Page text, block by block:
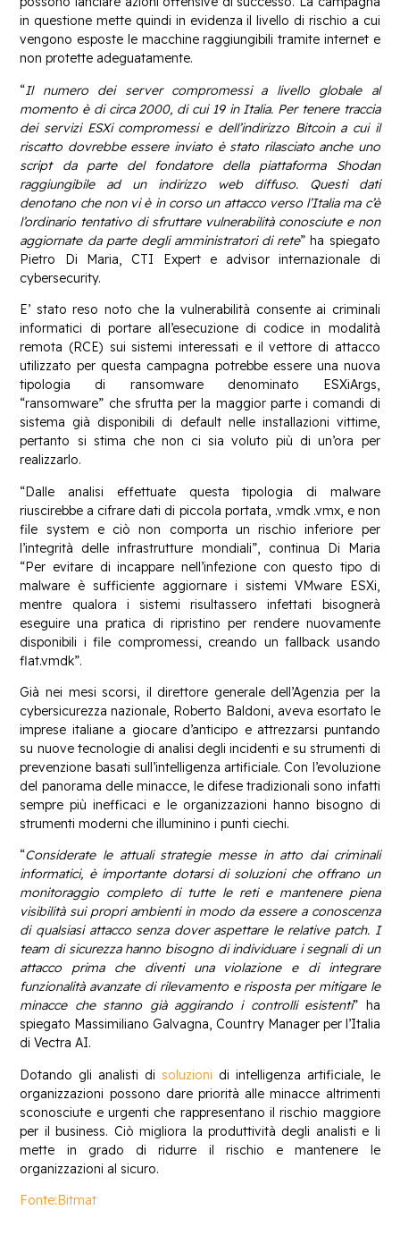
in questione mette quindi in evidenza il livello di rischio a cui
vengono esposte le macchine raggiungibili tramite internet e
non protette adeguatamente.
“Il numero dei server compromessi a livello globale al
momento è di circa 2000, di cui 19 in Italia. Per tenere traccia
dei servizi ESXi compromessi e dell’indirizzo Bitcoin a cui il
riscatto dovrebbe essere inviato è stato rilasciato anche uno
script da parte del fondatore della piattaforma Shodan
raggiungibile ad un indirizzo web diffuso. Questi dati
denotano che non vi è in corso un attacco verso l’Italia ma c’è
l’ordinario tentativo di sfruttare vulnerabilità conosciute e non
aggiornate da parte degli amministratori di rete” ha spiegato
Pietro Di Maria, CTI Expert e advisor internazionale di
cybersecurity.
E’ stato reso noto che la vulnerabilità consente ai criminali
informatici di portare all’esecuzione di codice in modalità
remota (RCE) sui sistemi interessati e il vettore di attacco
utilizzato per questa campagna potrebbe essere una nuova
tipologia di ransomware denominato ESXiArgs,
“ransomware” che sfrutta per la maggior parte i comandi di
sistema già disponibili di default nelle installazioni vittime,
pertanto si stima che non ci sia voluto più di un’ora per
realizzarlo.
“Dalle analisi effettuate questa tipologia di malware
riuscirebbe a cifrare dati di piccola portata, .vmdk .vmx, e non
file system e ciò non comporta un rischio inferiore per
l’integrità delle infrastrutture mondiali”, continua Di Maria
“Per evitare di incappare nell’infezione con questo tipo di
malware è sufficiente aggiornare i sistemi VMware ESXi,
mentre qualora i sistemi risultassero infettati bisognerà
eseguire una pratica di ripristino per rendere nuovamente
disponibili i file compromessi, creando un fallback usando
flat.vmdk”.
Già nei mesi scorsi, il direttore generale dell’Agenzia per la
cybersicurezza nazionale, Roberto Baldoni, aveva esortato le
imprese italiane a giocare d’anticipo e attrezzarsi puntando
su nuove tecnologie di analisi degli incidenti e su strumenti di
prevenzione basati sull’intelligenza artificiale. Con l’evoluzione
del panorama delle minacce, le difese tradizionali sono infatti
sempre più inefficaci e le organizzazioni hanno bisogno di
strumenti moderni che illuminino i punti ciechi.
“Considerate le attuali strategie messe in atto dai criminali
informatici, è importante dotarsi di soluzioni che offrano un
monitoraggio completo di tutte le reti e mantenere piena
visibilità sui propri ambienti in modo da essere a conoscenza
di qualsiasi attacco senza dover aspettare le relative patch. I
team di sicurezza hanno bisogno di individuare i segnali di un
attacco prima che diventi una violazione e di integrare
funzionalità avanzate di rilevamento e risposta per mitigare le
minacce che stanno già aggirando i controlli esistenti” ha
spiegato Massimiliano Galvagna, Country Manager per l’Italia
di Vectra AI.
Dotando gli analisti di soluzioni di intelligenza artificiale, le
organizzazioni possono dare priorità alle minacce altrimenti
sconosciute e urgenti che rappresentano il rischio maggiore
per il business. Ciò migliora la produttività degli analisti e li
mette in grado di ridurre il rischio e mantenere le
organizzazioni al sicuro.
Fonte:Bitmat